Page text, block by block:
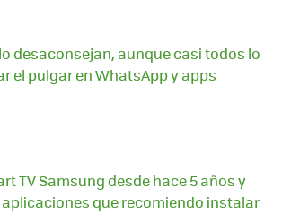
desaconsejan, aunque casi todos lo
el pulgar en WhatsApp y apps
TV Samsung desde hace 5 años y
que recomiendo instalar